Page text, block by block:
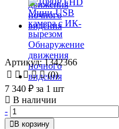
Артикул: 1342366
(0)
7 340 ₽ за 1 шт
В наличии
-
В корзину